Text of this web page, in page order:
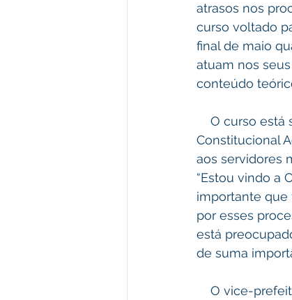
atrasos nos
curso voltado
final de maio
atuam nos
conteúdo
Constitucional
aos servidores
“Estou vindo a
importante que
por esses
está
de suma